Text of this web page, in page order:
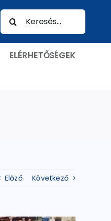
Keresés...
ELÉRHETŐSÉGEK
Előző Következő